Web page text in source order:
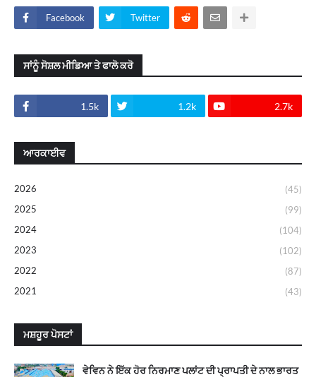
Facebook Twitter
ਸਾਂਨੂੰ ਸੋਸ਼ਲ ਮੀਡਿਆ ਤੇ ਫਾਲੋ ਕਰੋ
1.5k 1.2k 2.7k
ਆਰਕਾਈਵ
2026
(45)
2025
(99)
2024
(104)
2023
(102)
2022
(87)
2021
(43)
ਮਸ਼ਹੂਰ ਪੋਸਟਾਂ
ਵੇਵਿਨ ਨੇ ਇੱਕ ਹੋਰ ਨਿਰਮਾਣ ਪਲਾਂਟ ਦੀ ਪ੍ਰਾਪਤੀ ਦੇ ਨਾਲ ਭਾਰਤ